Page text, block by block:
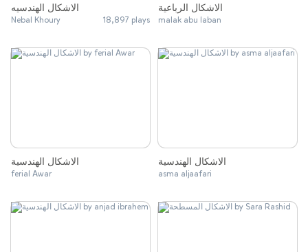
الاشكال الهندسيه
Nebal Khoury 18,897 plays
الاشكال الرباعية
malak abu laban
الاشكال الهندسية
ferial Awar
الاشكال الهندسية
asma aljaafari